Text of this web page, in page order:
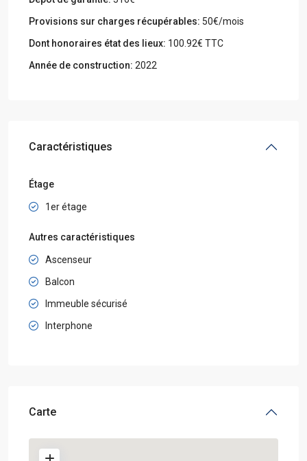
Provisions sur charges récupérables: 50€/mois
Dont honoraires état des lieux: 100.92€ TTC
Année de construction: 2022
Caractéristiques
Étage
1er étage
Autres caractéristiques
Ascenseur
Balcon
Immeuble sécurisé
Interphone
Carte